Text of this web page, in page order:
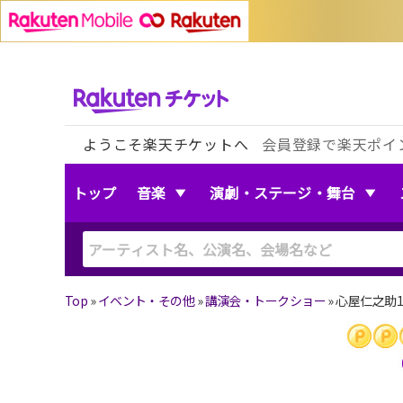
ようこそ楽天チケットへ 会員登録で楽天ポ
トップ 音楽 演劇・ステージ・舞台
Top »イベント・その他»講演会・トークショー»心屋仁之助